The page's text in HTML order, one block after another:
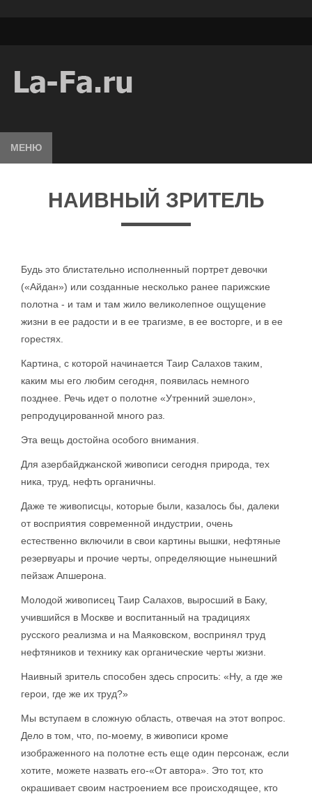
МЕНЮ
НАИВНЫЙ ЗРИТЕЛЬ
Будь это блистательно исполненный портрет девочки
(«Айдан») или созданные несколько ранее парижские
полотна - и там и там жило великолепное ощущение
жизни в ее радости и в ее трагизме, в ее восторге, и в ее
горестях.
Картина, с которой начинается Таир Салахов таким,
каким мы его любим сегодня, появилась немного
позднее. Речь идет о полотне «Утренний эшелон»,
репродуцированной много раз.
Эта вещь достойна особого внимания.
Для азербайджанской живописи сегодня природа, тех
ника, труд, нефть органичны.
Даже те живописцы, которые были, казалось бы, далеки
от восприятия современной индустрии, очень
естественно включили в свои картины вышки, нефтяные
резервуары и прочие черты, определяющие нынешний
пейзаж Апшерона.
Молодой живописец Таир Салахов, выросший в Баку,
учившийся в Москве и воспитанный на традициях
русского реализма и на Маяковском, воспринял труд
нефтяников и технику как органические черты жизни.
Наивный зритель способен здесь спросить: «Ну, а где же
герои, где же их труд?»
Мы вступаем в сложную область, отвечая на этот вопрос.
Дело в том, что, по-моему, в живописи кроме
изображенного на полотне есть еще один персонаж, если
хотите, можете назвать его-«От автора». Это тот, кто
окрашивает своим настроением все происходящее, кто